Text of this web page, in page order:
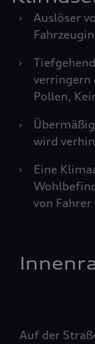
›
Auslöser
›
verringern
Pollen,
›
wird
›
Eine
von
Auf der